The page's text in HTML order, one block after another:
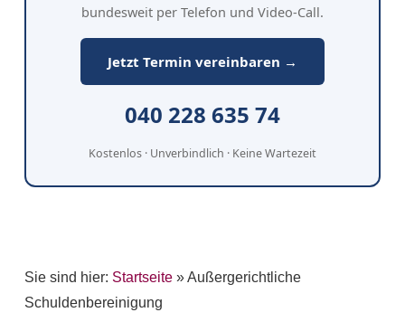
bundesweit per Telefon und Video-Call.
Jetzt Termin vereinbaren →
040 228 635 74
Kostenlos · Unverbindlich · Keine Wartezeit
Sie sind hier: Startseite »Außergerichtliche
Schuldenbereinigung